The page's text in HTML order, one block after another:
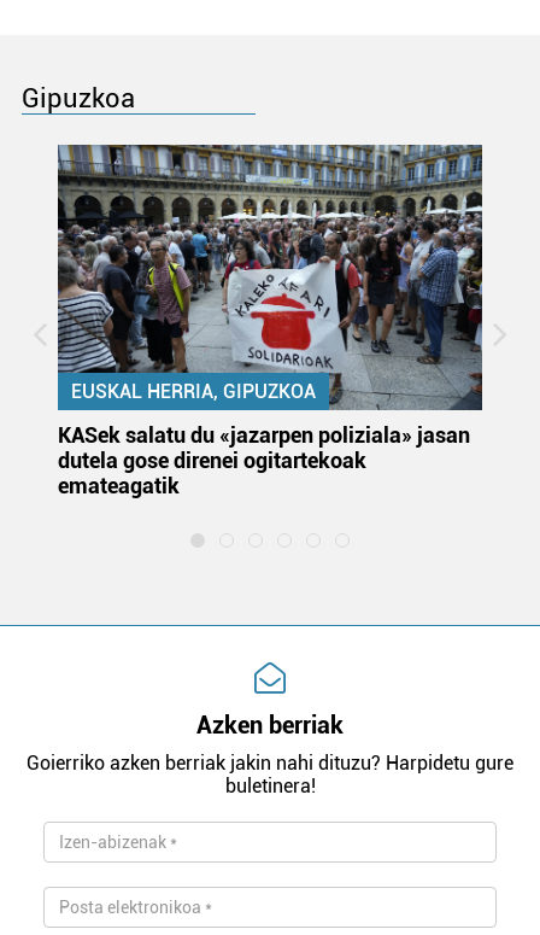
Gipuzkoa
EUSKAL HERRIA, GIPUZKOA
KASek salatu du «jazarpen poliziala» jasan
dutela gose direnei ogitartekoak
emateagatik
Azken berriak
Goierriko azken berriak jakin nahi dituzu? Harpidetu gure
buletinera!